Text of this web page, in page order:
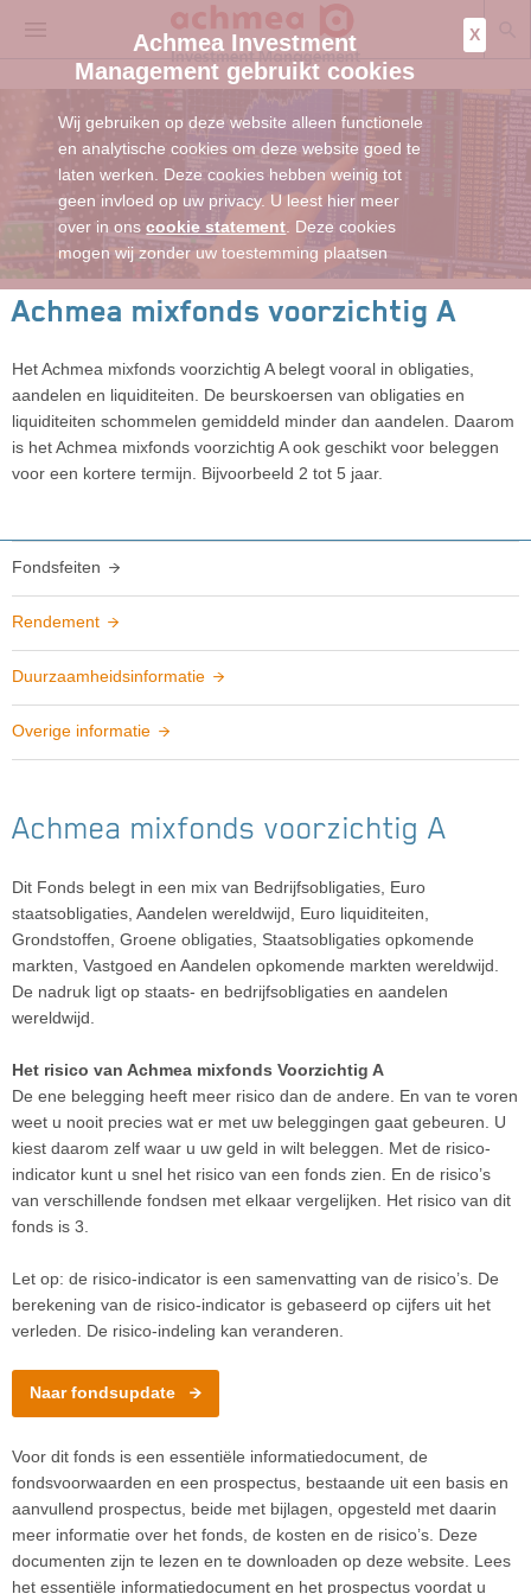
Achmea Investment
Management gebruikt cookies
Wij gebruiken op deze website alleen functionele
en analytische cookies om deze website goed te
laten werken. Deze cookies hebben weinig tot
geen invloed op uw privacy. U leest hier meer
over in onscookie statement . Deze cookies
mogen wij zonder uw toestemming plaatsen
X
Achmea mixfonds voorzichtig A
Het Achmea mixfonds voorzichtig A belegt vooral in obligaties,
aandelen en liquiditeiten. De beurskoersen van obligaties en
liquiditeiten schommelen gemiddeld minder dan aandelen. Daarom
is het Achmea mixfonds voorzichtig A ook geschikt voor beleggen
voor een kortere termijn. Bijvoorbeeld 2 tot 5 jaar.
Fondsfeiten
Rendement
Duurzaamheidsinformatie
Overige informatie
Achmea mixfonds voorzichtig A
Dit Fonds belegt in een mix van Bedrijfsobligaties, Euro
staatsobligaties, Aandelen wereldwijd, Euro liquiditeiten,
Grondstoffen, Groene obligaties, Staatsobligaties opkomende
markten, Vastgoed en Aandelen opkomende markten wereldwijd.
De nadruk ligt op staats- en bedrijfsobligaties en aandelen
wereldwijd.
Het risico van Achmea mixfonds Voorzichtig A
De ene belegging heeft meer risico dan de andere. En van te voren
weet u nooit precies wat er met uw beleggingen gaat gebeuren. U
kiest daarom zelf waar u uw geld in wilt beleggen. Met de risico-
indicator kunt u snel het risico van een fonds zien. En de risico’s
van verschillende fondsen met elkaar vergelijken. Het risico van dit
fonds is 3.
Let op: de risico-indicator is een samenvatting van de risico’s. De
berekening van de risico-indicator is gebaseerd op cijfers uit het
verleden. De risico-indeling kan veranderen.
Naar fondsupdate
Voor dit fonds is een essentiële informatiedocument, de
fondsvoorwaarden en een prospectus, bestaande uit een basis en
aanvullend prospectus, beide met bijlagen, opgesteld met daarin
meer informatie over het fonds, de kosten en de risico’s. Deze
documenten zijn te lezen en te downloaden op deze website. Lees
het essentiële informatiedocument en het prospectus voordat u